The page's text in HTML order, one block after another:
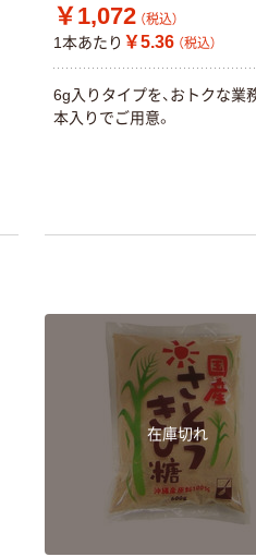
￥1,072 （税込）
1本あたり ￥5.36 （税込）
6g入りタイプを、おトクな業
本入りでご用意。
在庫切れ